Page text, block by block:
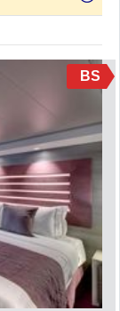
BS